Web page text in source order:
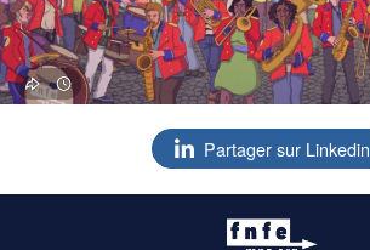
Partager sur Linkedin